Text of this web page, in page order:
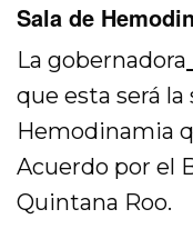
Sala de
La gobernadora
que esta será la
Hemodinamia
Acuerdo por el
Quintana Roo.